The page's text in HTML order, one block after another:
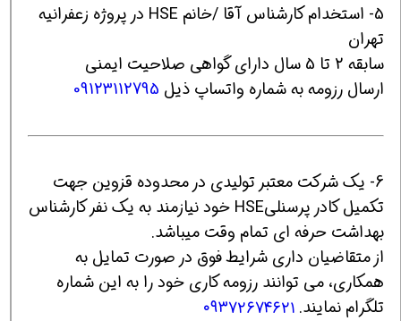
5- استخدام کارشناس آقا /خانم HSE در پروژه زعفرانیه
تهران
سابقه 2 تا 5 سال دارای گواهی صلاحیت ایمنی
ارسال رزومه به شماره واتساپ ذیل 09123112795
6- یک شرکت معتبر تولیدی در محدوده قزوین جهت
تکمیل کادر پرسنلیHSE خود نیازمند به یک نفر کارشناس
بهداشت حرفه ای تمام وقت میباشد.
از متقاضیان داری شرایط فوق در صورت تمایل به
همکاری، می توانند رزومه کاری خود را به این شماره
تلگرام نمایند. ۰۹۳۷۲۶۷۴۶۲۱